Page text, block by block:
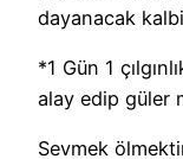
dayanacak
*1 Gün 1
alay edip güler
Sevmek